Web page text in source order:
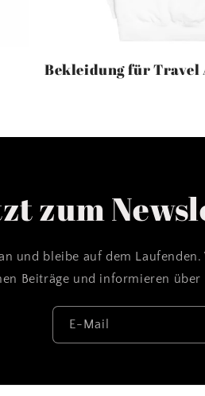
Bekleidung für Travel
zum
und bleibe auf dem
Beiträge und informieren
E-Mail